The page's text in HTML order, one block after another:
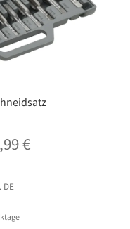
€Preisspanne:
DE